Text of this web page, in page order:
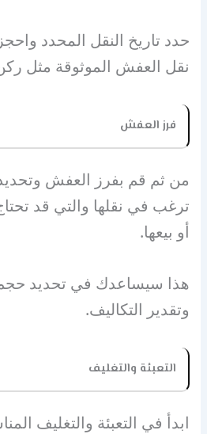
حدد تاريخ النقل المحدد
نقل العفش الموثوقة مثل ركن
فرز العفش
من ثم قم بفرز العفش
ترغب في نقلها والتي قد
أو بيعها.
هذا سيساعدك في تحديد حجم
وتقدير التكاليف.
التعبئة والتغليف
ابدأ في التعبئة والتغليف